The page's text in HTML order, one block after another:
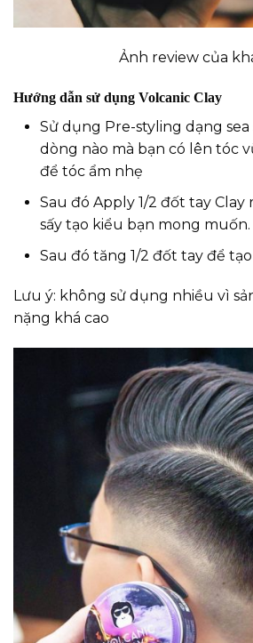
Ảnh review của
Hướng dẫn sử dụng Volcanic Clay
Sử dụng Pre-styling dạng
dòng nào mà bạn có lên tóc
để tóc ẩm nhẹ
Sau đó Apply 1/2 đốt tay Clay
sấy tạo kiểu bạn mong muốn.
Sau đó tăng 1/2 đốt tay để
Lưu ý: không sử dụng nhiều vì
nặng khá cao